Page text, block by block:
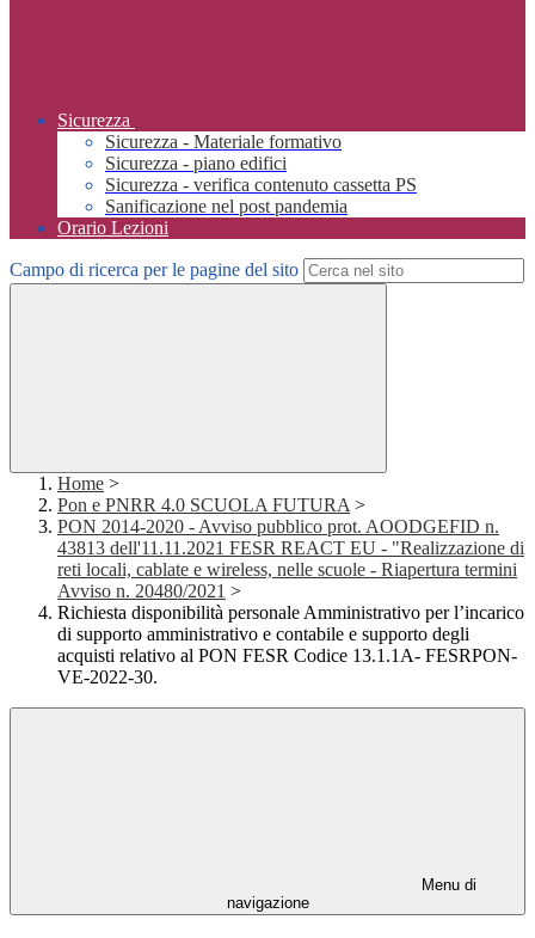
Sicurezza
Sicurezza - Materiale formativo
Sicurezza - piano edifici
Sicurezza - verifica contenuto cassetta PS
Sanificazione nel post pandemia
Orario Lezioni
Campo di ricerca per le pagine del sito
Home >
Pon e PNRR 4.0 SCUOLA FUTURA >
PON 2014-2020 - Avviso pubblico prot. AOODGEFID n.
43813 dell'11.11.2021 FESR REACT EU - "Realizzazione di
reti locali, cablate e wireless, nelle scuole - Riapertura termini
Avviso n. 20480/2021 >
Richiesta disponibilità personale Amministrativo per l’incarico
di supporto amministrativo e contabile e supporto degli
acquisti relativo al PON FESR Codice 13.1.1A- FESRPON-
VE-2022-30.
Menu di
navigazione